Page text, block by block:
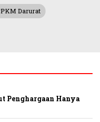
Darurat
Penghargaan Hanya